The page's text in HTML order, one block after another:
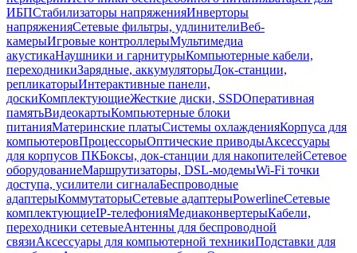
ИБПСтабилизаторы напряженияИнверторы
напряженияСетевые фильтры, удлинителиВеб-
камерыИгровые контроллерыМультимедиа
акустикаНаушники и гарнитурыКомпьютерные кабели,
переходникиЗарядные, аккумуляторыДок-станции,
репликаторыИнтерактивные панели,
доскиКомплектующиеЖесткие диски, SSDОперативная
памятьВидеокартыКомпьютерные блоки
питанияМатеринские платыСистемы охлажденияКорпуса для
компьютеровПроцессорыОптические приводыАксессуары
для корпусов ПКБоксы, док-станции для накопителейСетевое
оборудованиеМаршрутизаторы, DSL-модемыWi-Fi точки
доступа, усилители сигналаБеспроводные
адаптерыКоммутаторыСетевые адаптерыPowerlineСетевые
комплектующиеIP-телефонияМедиаконвертерыКабели,
переходники сетевыеАнтенны для беспроводной
связиАксессуары для компьютерной техникиПодставки для